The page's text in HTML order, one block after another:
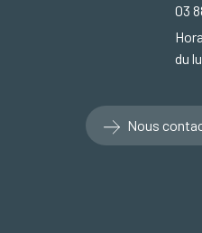
03
du
Nous